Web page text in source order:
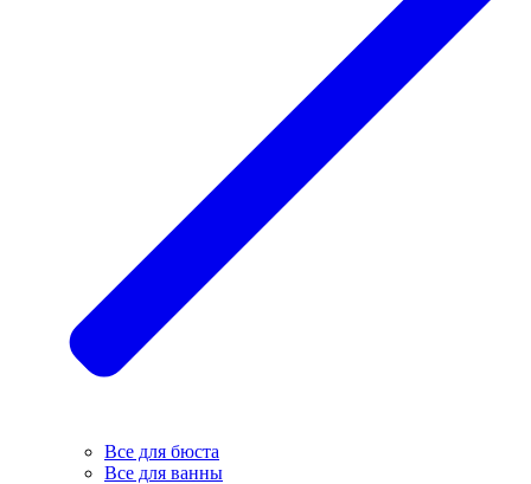
Все для бюста
Все для ванны